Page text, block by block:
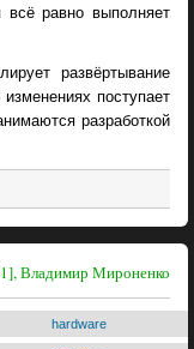
равно выполняет
развёртывание
поступает
разработкой
Владимир Мироненко
hardware